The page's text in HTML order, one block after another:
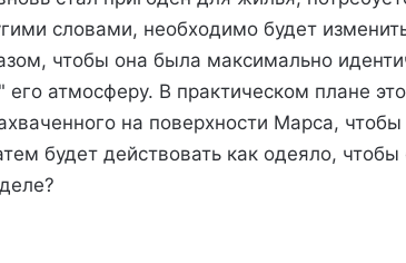
словами, необходимо будет
чтобы она была максимально
атмосферу. В практическом плане
на поверхности Марса, чтобы
будет действовать как одеяло, чтобы